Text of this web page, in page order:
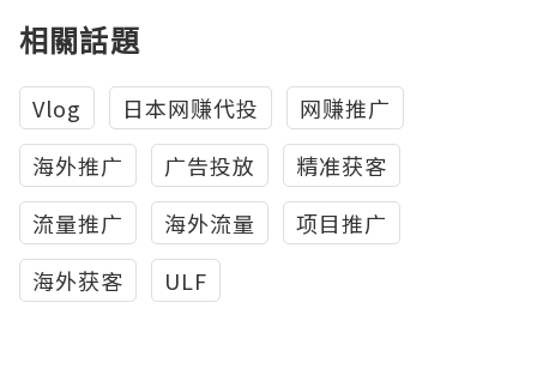
相關話題
Vlog 日本网赚代投
网赚推广
海外推广
广告投放
精准获客
流量推广
海外流量
项目推广
海外获客
ULF